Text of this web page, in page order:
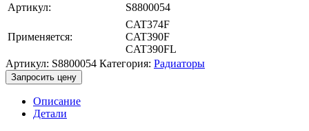
Артикул:
S8800054
Применяется:
CAT374F
CAT390F
CAT390FL
Артикул: S8800054 Категория: Радиаторы
Запросить цену
Описание
Детали